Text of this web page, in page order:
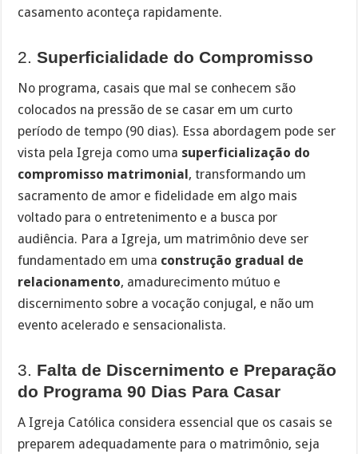
casamento aconteça rapidamente.
2.Superficialidade do Compromisso
No programa, casais que mal se conhecem são
colocados na pressão de se casar em um curto
período de tempo (90 dias). Essa abordagem pode ser
vista pela Igreja como uma superficialização do
compromisso matrimonial , transformando um
sacramento de amor e fidelidade em algo mais
voltado para o entretenimento e a busca por
audiência. Para a Igreja, um matrimônio deve ser
fundamentado em uma construção gradual de
relacionamento, amadurecimento mútuo e
discernimento sobre a vocação conjugal, e não um
evento acelerado e sensacionalista.
3. Falta de Discernimento e Preparação
do Programa 90 Dias Para Casar
A Igreja Católica considera essencial que os casais se
preparem adequadamente para o matrimônio, seja